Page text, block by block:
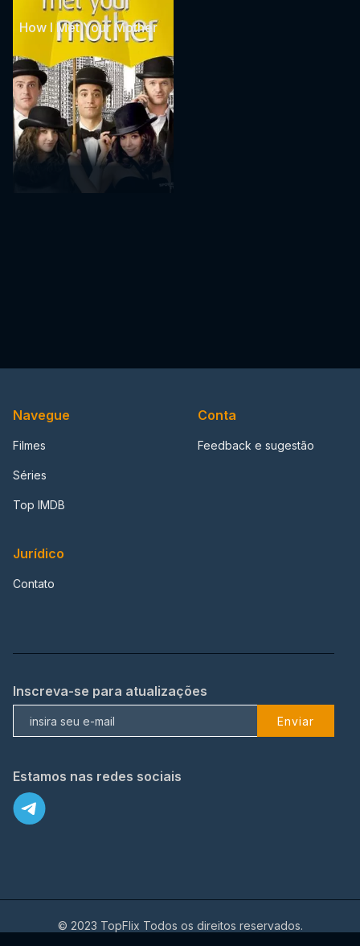
How I Met Your Mother
Navegue
Filmes
Séries
Top IMDB
Conta
Feedback e sugestão
Jurídico
Contato
Inscreva-se para atualizações
Enviar
Estamos nas redes sociais
© 2023 TopFlix Todos os direitos reservados.